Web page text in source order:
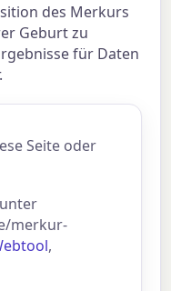
des Merkurs
Geburt zu
für Daten
Seite oder
unter
merkur-
,